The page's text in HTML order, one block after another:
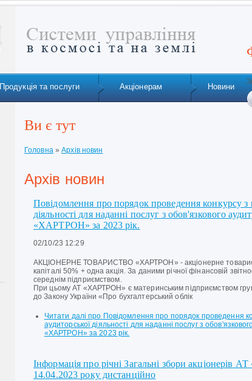
Продукція та послуги Акціонерам Новини
Ви є тут
Головна»Архів новин
Архів новин
Повідомлення про порядок проведення конкурсу з
діяльності для наданні послуг з обов'язкового
«ХАРТРОН» за 2023 рік.
02/10/23 12:29
АКЦІОНЕРНЕ ТОВАРИСТВО «ХАРТРОН» - акціонерне
капіталі 50% + одна акція. За даними річної фінансовій
середнім підприємством.
При цьому АТ «ХАРТРОН» є материнським підприємством
до Закону України «Про бухгалтерський облік
Читати далі про Повідомлення про порядок проведення
аудиторської діяльності для наданні послуг з
«ХАРТРОН» за 2023 рік.
Інформація про річні Загальні збори акціонерів
14.04.2023 року дистанційно